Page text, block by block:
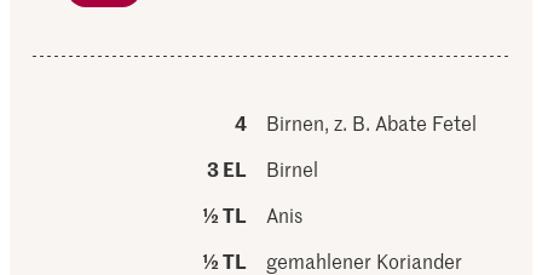
4
Birnen, z. B. Abate Fetel
3 EL
Birnel
½ TL
Anis
½ TL
gemahlener Koriander